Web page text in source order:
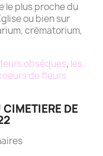
le plus proche du
ou bien sur
crématorium,
obsèques, les
de fleurs
DE